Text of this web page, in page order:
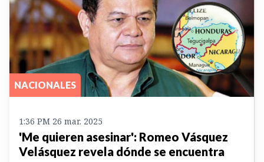
NACIONALES
1:36 PM 26 mar. 2025
'Me quieren asesinar': Romeo Vásquez
Velásquez revela dónde se encuentra